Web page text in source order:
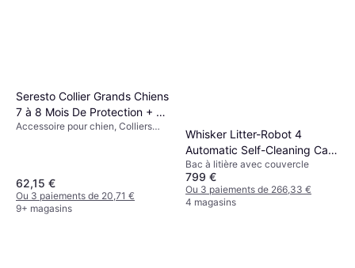
Seresto Collier Grands Chiens
7 à 8 Mois De Protection + 8
kg 2 Unités
Accessoire pour chien, Colliers
62,15 €
Ou 3 paiements de 20,71 €
9+ magasins
Whisker Litter-Robot 4
Automatic Self-Cleaning Cat
Litter Box - Black
Bac à litière avec couvercle
799 €
Ou 3 paiements de 266,33 €
4 magasins